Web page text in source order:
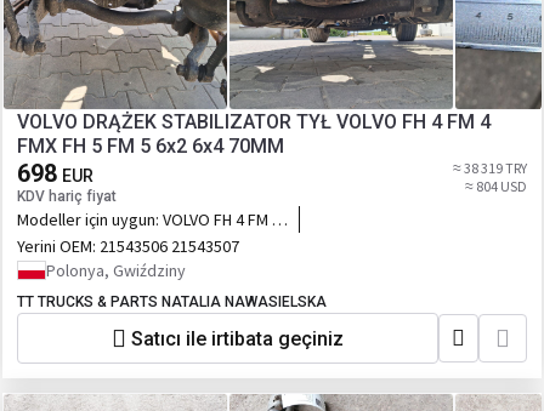
VOLVO DRĄŻEK STABILIZATOR TYŁ VOLVO FH 4 FM 4
FMX FH 5 FM 5 6x2 6x4 70MM
698 EUR
KDV hariç fiyat
≈ 38 319 TRY
≈ 804 USD
Modeller için uygun: VOLVO FH 4 FM 4
FMX FH 5 FM 5
Yerini OEM: 21543506 21543507
Polonya, Gwiździny
TT TRUCKS & PARTS NATALIA NAWASIELSKA
Satıcı ile irtibata geçiniz